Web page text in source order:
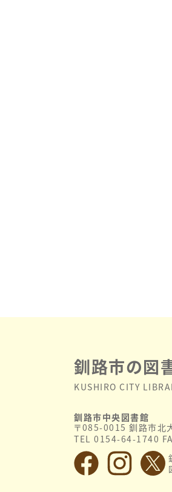
釧路市の図
KUSHIRO CITY
釧路市中央図書館
〒085-0015 釧路市北
TEL 0154-64-1740